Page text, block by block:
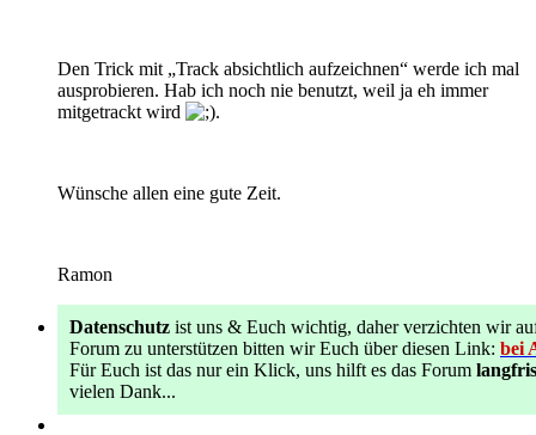
Den Trick mit „Track absichtlich aufzeichnen“ werde ich mal
ausprobieren. Hab ich noch nie benutzt, weil ja eh immer
mitgetrackt wird
.
Wünsche allen eine gute Zeit.
Ramon
Datenschutz ist uns & Euch wichtig, daher verzichten wir
Forum zu unterstützen bitten wir Euch über diesen Link: bei
Für Euch ist das nur ein Klick, uns hilft es das Forum
vielen Dank...